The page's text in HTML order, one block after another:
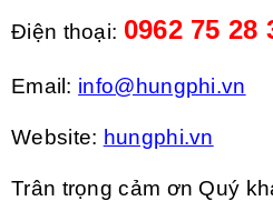
Điện thoại: 0962 75 28
Email: info@hungphi.vn
Website: hungphi.vn
Trân trọng cảm ơn Quý